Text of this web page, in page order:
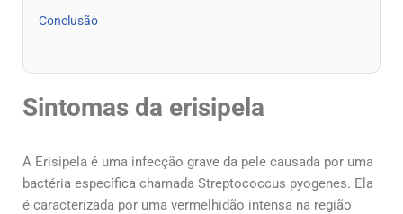
Conclusão
Sintomas da erisipela
A Erisipela é uma infecção grave da pele causada por uma
bactéria específica chamada Streptococcus pyogenes. Ela
é caracterizada por uma vermelhidão intensa na região